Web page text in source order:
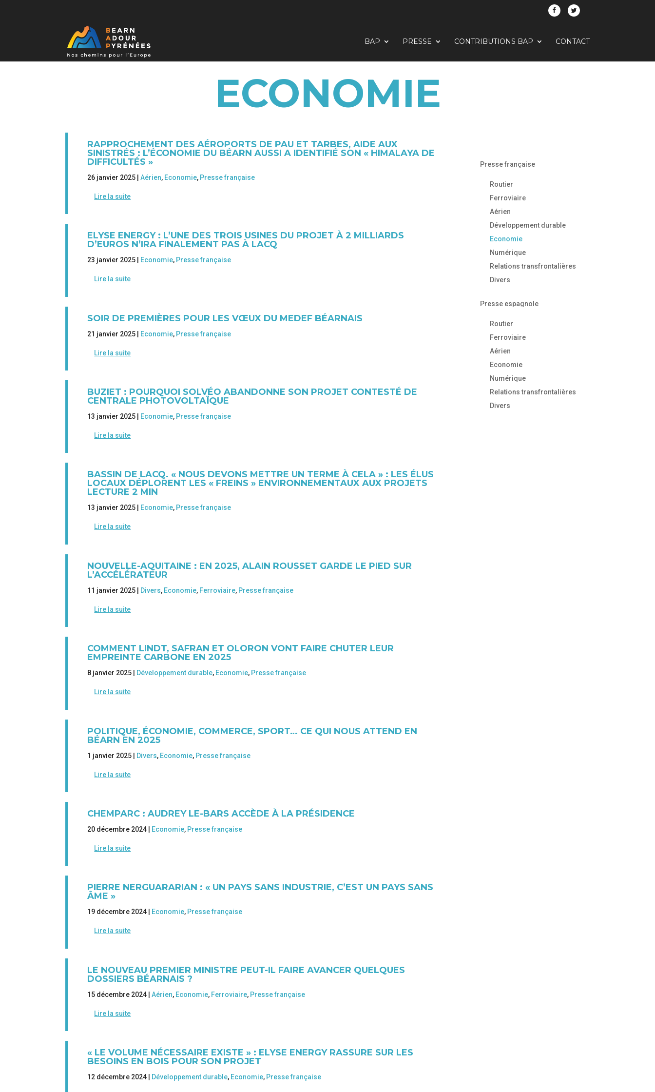
BAP PRESSE CONTRIBUTIONS BAP CONTACT
ECONOMIE
RAPPROCHEMENT DES AÉROPORTS DE PAU ET TARBES, AIDE AUX
SINISTRÉS : L’ÉCONOMIE DU BÉARN AUSSI A IDENTIFIÉ SON « HIMALAYA DE
DIFFICULTÉS »
26 janvier 2025 |Aérien, Economie, Presse française
Lire la suite
ELYSE ENERGY : L’UNE DES TROIS USINES DU PROJET À 2 MILLIARDS
D’EUROS N’IRA FINALEMENT PAS À LACQ
23 janvier 2025 | Economie, Presse française
Lire la suite
SOIR DE PREMIÈRES POUR LES VŒUX DU MEDEF BÉARNAIS
21 janvier 2025 | Economie, Presse française
Lire la suite
BUZIET : POURQUOI SOLVÉO ABANDONNE SON PROJET CONTESTÉ DE
CENTRALE PHOTOVOLTAÏQUE
13 janvier 2025 | Economie, Presse française
Lire la suite
BASSIN DE LACQ. « NOUS DEVONS METTRE UN TERME À CELA » : LES ÉLUS
LOCAUX DÉPLORENT LES « FREINS » ENVIRONNEMENTAUX AUX PROJETS
LECTURE 2 MIN
13 janvier 2025 | Economie, Presse française
Lire la suite
NOUVELLE-AQUITAINE : EN 2025, ALAIN ROUSSET GARDE LE PIED SUR
L’ACCÉLÉRATEUR
11 janvier 2025 | Divers, Economie, Ferroviaire, Presse française
Lire la suite
COMMENT LINDT, SAFRAN ET OLORON VONT FAIRE CHUTER LEUR
EMPREINTE CARBONE EN 2025
8 janvier 2025 | Développement durable, Economie, Presse française
Lire la suite
POLITIQUE, ÉCONOMIE, COMMERCE, SPORT… CE QUI NOUS ATTEND EN
BÉARN EN 2025
1 janvier 2025 | Divers, Economie, Presse française
Lire la suite
CHEMPARC : AUDREY LE-BARS ACCÈDE À LA PRÉSIDENCE
20 décembre 2024 | Economie, Presse française
Lire la suite
PIERRE NERGUARARIAN : « UN PAYS SANS INDUSTRIE, C’EST UN PAYS SANS
ÂME »
19 décembre 2024 | Economie, Presse française
Lire la suite
LE NOUVEAU PREMIER MINISTRE PEUT-IL FAIRE AVANCER QUELQUES
DOSSIERS BÉARNAIS ?
15 décembre 2024 |Aérien, Economie, Ferroviaire, Presse française
Lire la suite
« LE VOLUME NÉCESSAIRE EXISTE » : ELYSE ENERGY RASSURE SUR LES
BESOINS EN BOIS POUR SON PROJET
12 décembre 2024 | Développement durable, Economie, Presse française
Presse française
Routier
Ferroviaire
Aérien
Développement durable
Economie
Numérique
Relations transfrontalières
Divers
Presse espagnole
Routier
Ferroviaire
Aérien
Economie
Numérique
Relations transfrontalières
Divers